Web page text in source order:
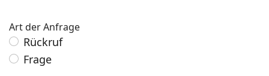
Art der Anfrage
Rückruf
Frage